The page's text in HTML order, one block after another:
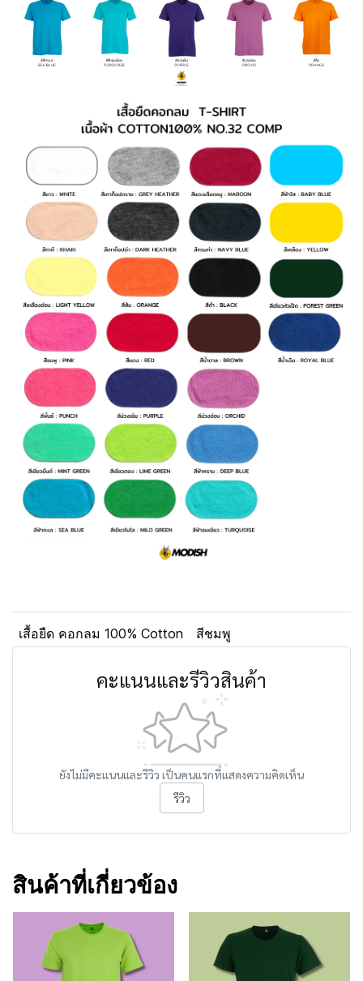
เสื้อยืด คอกลม 100% Cotton สีชมพู
คะแนนและรีวิวสินค้า
ยังไม่มีคะแนนและรีวิว เป็นคนแรกที่แสดงความคิดเห็น
รีวิว
สินค้าที่เกี่ยวข้อง